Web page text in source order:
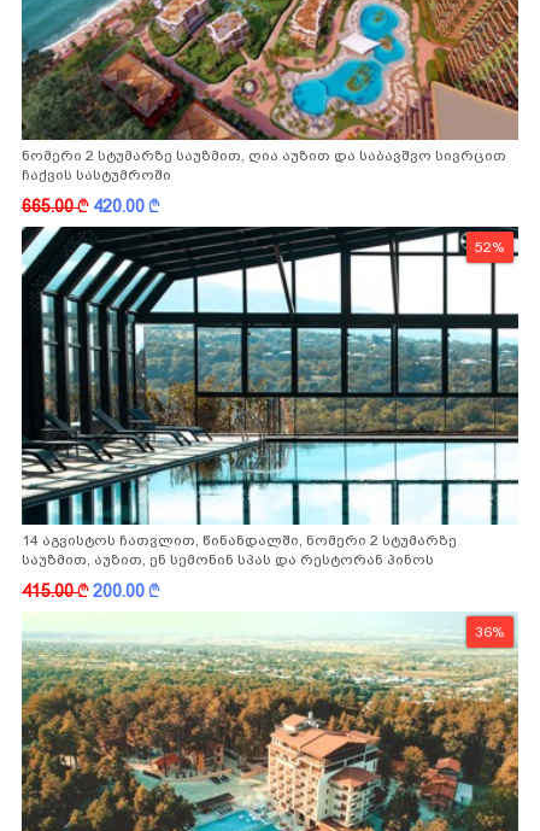
ნომერი 2 სტუმარზე საუზმით, ღია აუზით და საბავშვო სივრცით
ჩაქვის სასტუმროში
665.00k 420.00k
52%
14 აგვისტოს ჩათვლით, წინანდალში, ნომერი 2 სტუმარზე
საუზმით, აუზით, ენ სემონინ სპას და რესტორან პინოს
ფასდაკლებით
415.00k200.00k
36%